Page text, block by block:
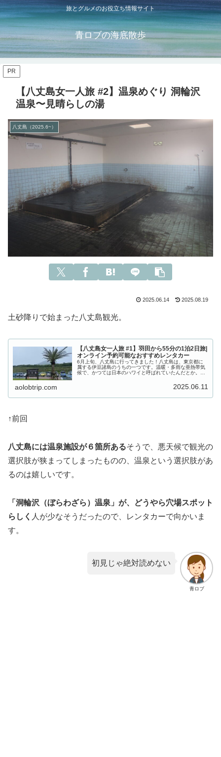
旅とグルメのお役立ち情報サイト
青ロブの海底散歩
PR
【八丈島女一人旅 #2】温泉めぐり 洞輪沢
温泉〜見晴らしの湯
八丈島（2025.6~）
2025.06.14 2025.08.19
土砂降りで始まった八丈島観光。
【八丈島女一人旅 #1】羽田から55分の1泊2日旅|
オンライン予約可能なおすすめレンタカー
6月上旬、八丈島に行ってきました！八丈島は、東京都に
属する伊豆諸島のうちの一つです。温暖・多雨な亜熱帯気
候で、かつては日本のハワイと呼ばれていたんだとか。東
aolobtrip.com 2025.06.11
↑前回
八丈島には温泉施設が６箇所あるそうで、悪天候で観光の
選択肢が狭まってしまったものの、温泉という選択肢があ
るのは嬉しいです。
「洞輪沢（ぼらわざら）温泉」が、どうやら穴場スポット
らしく 人が少なそうだったので、レンタカーで向かいま
す。
青ロブ
初見じゃ絶対読めない